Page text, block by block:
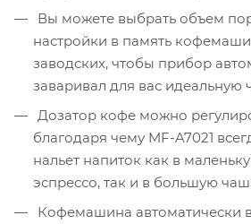
Вы можете выбрать объем
настройки в память
заводских, чтобы прибор
заваривал для вас идеальную
Дозатор кофе можно
благодаря чему MF-A7021
нальет напиток как в
эспрессо, так и в большую
Кофемашина автоматически